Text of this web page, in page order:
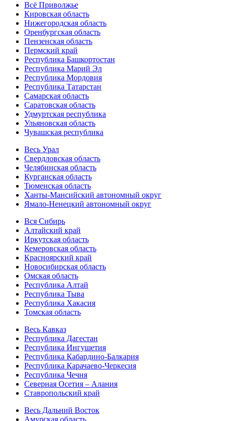
Всё Приволжье
Кировская область
Нижегородская область
Оренбургская область
Пензенская область
Пермский край
Республика Башкортостан
Республика Марий Эл
Республика Мордовия
Республика Татарстан
Самарская область
Саратовская область
Удмуртская республика
Ульяновская область
Чувашская республика
Весь Урал
Свердловская область
Челябинская область
Курганская область
Тюменская область
Ханты-Мансийский автономный округ
Ямало-Ненецкий автономный округ
Вся Сибирь
Алтайский край
Иркутская область
Кемеровская область
Красноярский край
Новосибирская область
Омская область
Республика Алтай
Республика Тыва
Республика Хакасия
Томская область
Весь Кавказ
Республика Дагестан
Республика Ингушетия
Республика Кабардино-Балкария
Республика Карачаево-Черкесия
Республика Чечня
Северная Осетия – Алания
Ставропольский край
Весь Дальний Восток
Амурская область